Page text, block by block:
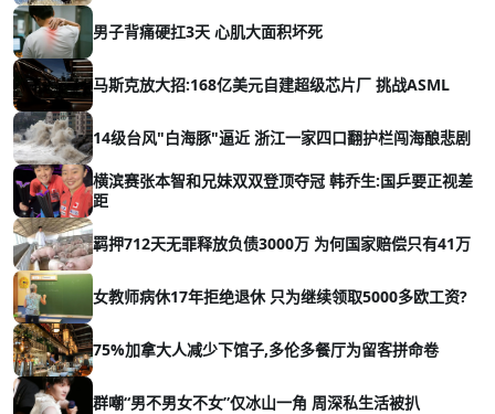
男子背痛硬扛3天 心肌大面积坏死
马斯克放大招:168亿美元自建超级芯片厂 挑战ASML
14级台风"白海豚"逼近 浙江一家四口翻护栏闯海酿悲剧
横滨赛张本智和兄妹双双登顶夺冠 韩乔生:国乒要正视差
距
羁押712天无罪释放负债3000万 为何国家赔偿只有41万
女教师病休17年拒绝退休 只为继续领取5000多欧工资?
75%加拿大人减少下馆子,多伦多餐厅为留客拼命卷
群嘲“男不男女不女”仅冰山一角 周深私生活被扒